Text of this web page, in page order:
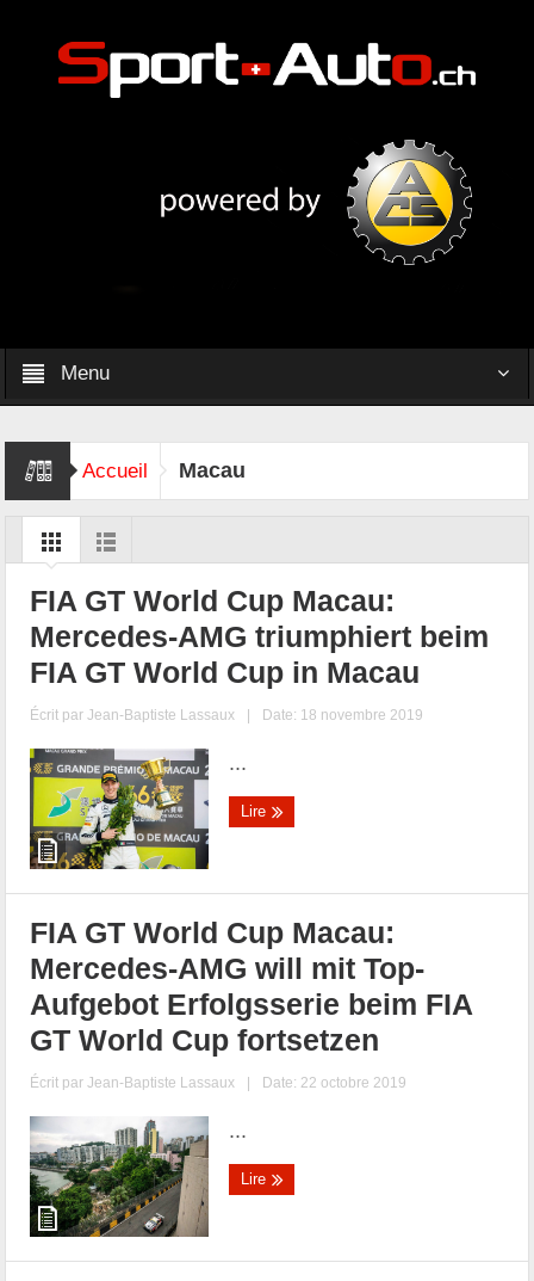
Menu
Accueil Macau
FIA GT World Cup Macau:
Mercedes-AMG triumphiert beim
FIA GT World Cup in Macau
Écrit parJean-Baptiste Lassaux | Date: 18 novembre 2019
...
Lire
FIA GT World Cup Macau:
Mercedes-AMG will mit Top-
Aufgebot Erfolgsserie beim FIA
GT World Cup fortsetzen
Écrit parJean-Baptiste Lassaux | Date: 22 octobre 2019
...
Lire